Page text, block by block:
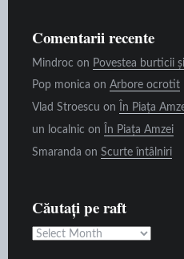
Comentarii recente
Mindroc on Povestea burticii
Pop monica on Arbore ocrotit
Vlad Stroescu on
În Piața
un localnic on
În Piața Amzei
Smaranda on Scurte întâlniri
Căutați pe raft
Căutați